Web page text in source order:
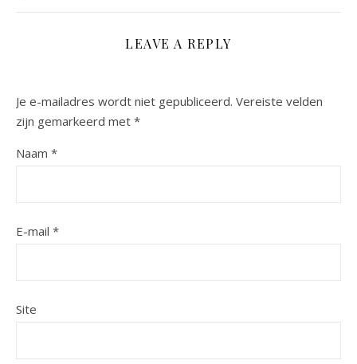
LEAVE A REPLY
Je e-mailadres wordt niet gepubliceerd. Vereiste velden
zijn gemarkeerd met *
Naam *
E-mail *
Site